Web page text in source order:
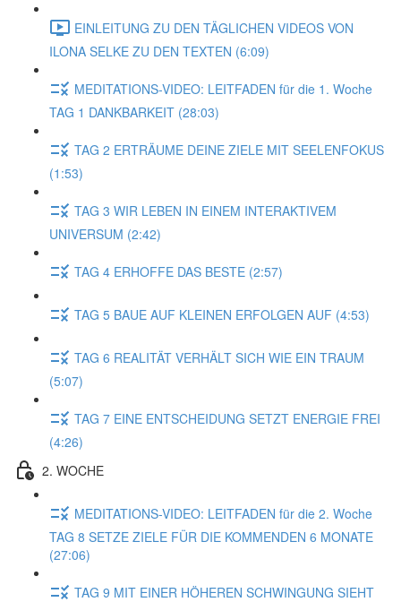
EINLEITUNG ZU DEN TÄGLICHEN VIDEOS VON
ILONA SELKE ZU DEN TEXTEN (6:09)
MEDITATIONS-VIDEO: LEITFADEN für die 1. Woche
TAG 1 DANKBARKEIT (28:03)
TAG 2 ERTRÄUME DEINE ZIELE MIT SEELENFOKUS
(1:53)
TAG 3 WIR LEBEN IN EINEM INTERAKTIVEM
UNIVERSUM (2:42)
TAG 4 ERHOFFE DAS BESTE (2:57)
TAG 5 BAUE AUF KLEINEN ERFOLGEN AUF (4:53)
TAG 6 REALITÄT VERHÄLT SICH WIE EIN TRAUM
(5:07)
TAG 7 EINE ENTSCHEIDUNG SETZT ENERGIE FREI
(4:26)
2. WOCHE
MEDITATIONS-VIDEO: LEITFADEN für die 2. Woche
TAG 8 SETZE ZIELE FÜR DIE KOMMENDEN 6 MONATE
(27:06)
TAG 9 MIT EINER HÖHEREN SCHWINGUNG SIEHT